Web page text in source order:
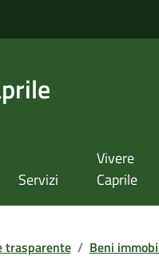
Servizi
Vivere
Caprile
trasparente / Beni